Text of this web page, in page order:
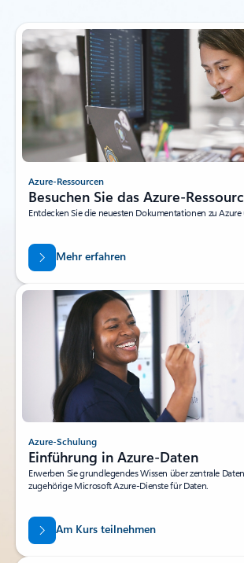
Azure-Ressourcen
Besuchen Sie das Azure-
Entdecken Sie die neuesten Dokumentationen zu
Mehr erfahren
Azure-Schulung
Einführung in Azure-Daten
Erwerben Sie grundlegendes Wissen über zentrale
zugehörige Microsoft Azure-Dienste für Daten.
Am Kurs teilnehmen